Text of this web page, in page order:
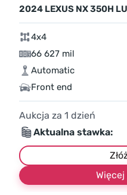
2024 LEXUS NX 350H
4x4
66 627 mil
Automatic
Front end
Aukcja za 1 dzień
Aktualna stawka: